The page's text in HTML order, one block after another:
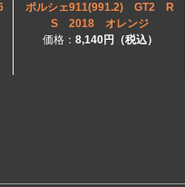
ポルシェ911(991.2) GT2 R
S 2018 オレンジ
価格： 8,140円（税込）